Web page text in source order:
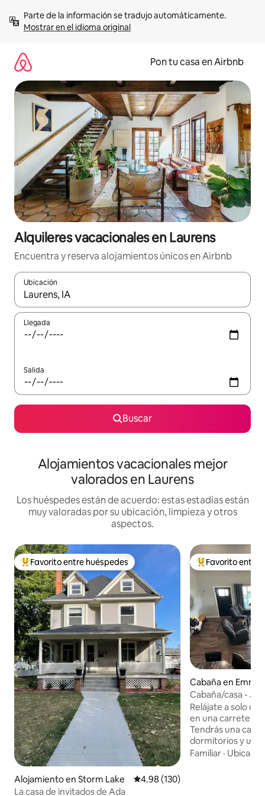
contenidoMostrar en el idioma original
Pon tu casa en Airbnb
Alquileres vacacionales en Laurens
Encuentra y reserva alojamientos únicos en Airbnb
Ubicación
Cuando los resultados estén disponibles, navega con las
Llegada
Salida
Buscar
Alojamientos vacacionales mejor
valorados en Laurens
Los huéspedes están de acuerdo: estas estadías están
muy valoradas por su ubicación, limpieza y otros
aspectos.
Favorito entre huéspedes preferido
Favorito entre huéspedes
Alojamiento en Storm Lake Calificación promedio: 4.98 de
4.98 (130)
La casa de invitados de Ada
Favorito entre
Favorito entre
Cabaña en
Cabaña/casa -
Highlands!
Relájate a solo
en una carretera
Tendrás una
dormitorios y una
hidromasaje para ti. Disfruta de las
Familiar ·